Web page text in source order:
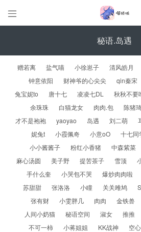

秘语.岛遇
赠若离 盐气喵 小徐崽子 清风皓月
钟意依阳
财神爷的心尖尖 qin秦宋
兔宝妮to
唐十七 凌凌七DL 秋秋不要
余珠珠
白猫龙女 肉肉.包 陈猪
才不是袍袍
yaoyao 岛遇 刘二萌
妮兔t
小霞佩奇 小意oO 十七同
小小酱酱子
粉红小香猪 中森紫菜
麻心汤圆
美子野 提苦茶子 雪顶
手什么奎
小哭包不哭 爆炒肉肉啦
苏甜甜
张洛洛 小瞳 关关雎鸠
张有财
小雯胖几 肉肉 金铁兽
人间小奶猫
秘语空间 淑女 推推
不可一柿
小蒋姐姐 KK战神 空